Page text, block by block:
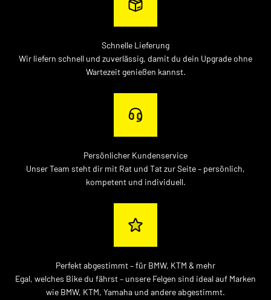
Schnelle Lieferung
Wir liefern schnell und zuverlässig, damit du dein Upgrade ohne
Wartezeit genießen kannst.
Persönlicher Kundenservice
Unser Team steht dir mit Rat und Tat zur Seite – persönlich,
kompetent und individuell.
Perfekt abgestimmt – für BMW, KTM & mehr
Egal, welches Bike du fährst – unsere Felgen sind ideal auf Marken
wie BMW, KTM, Yamaha und andere abgestimmt.